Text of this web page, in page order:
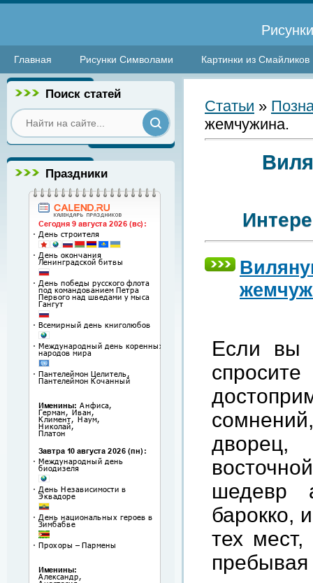
Главная Рисунки Символами Картинки из Смайликов
Поиск статей
Праздники
Статьи »
жемчужина.
Если вы
шедевр
барокко,
тех
пребывая